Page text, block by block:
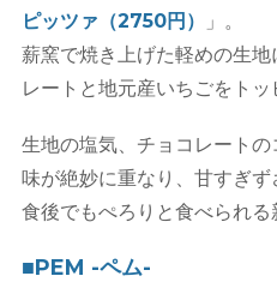
ピッツァ（2750円）
」。
薪窯で焼き上げた軽めの生
レートと地元産いちごをトッ
生地の塩気、チョコレート
味が絶妙に重なり、甘すぎず
食後でもぺろりと食べられる
■PEM -ペム-